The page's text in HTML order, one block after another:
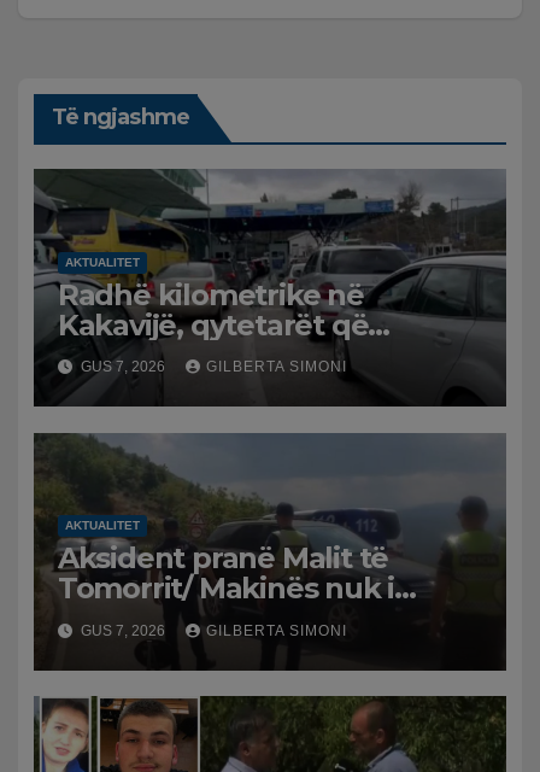
Të ngjashme
AKTUALITET
Radhë kilometrike në
Kakavijë, qytetarët që
kthehen në Shqipëri
bllokohen në temperatura të
larta, pala greke punon me
ritme të ngadalta
GUS 7, 2026 GILBERTA SIMONI
AKTUALITET
Aksident pranë Malit të
Tomorrit/ Makinës nuk i
punuan frenat dhe doli nga
rruga, plagosen 7 persona, dy
në gjendje të rëndë te
Trauma
GUS 7, 2026 GILBERTA SIMONI